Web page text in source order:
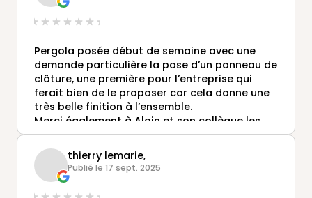
Pergola posée début de semaine avec une
demande particulière la pose d’un panneau de
clôture, une première pour l’entreprise qui
ferait bien de le proposer car cela donne une
très belle finition à l’ensemble.
Merci également à Alain et son collègue les
deux poseurs Vendéens qui ont fait un travail
formidable.
Un grand merci à Alexis Robichon pour son
professionnalisme, son relationnel, sa
disponibilité, son écoute et j’en passe🙏🙏.
thierry lemarie,
Publié le 17 sept. 2025